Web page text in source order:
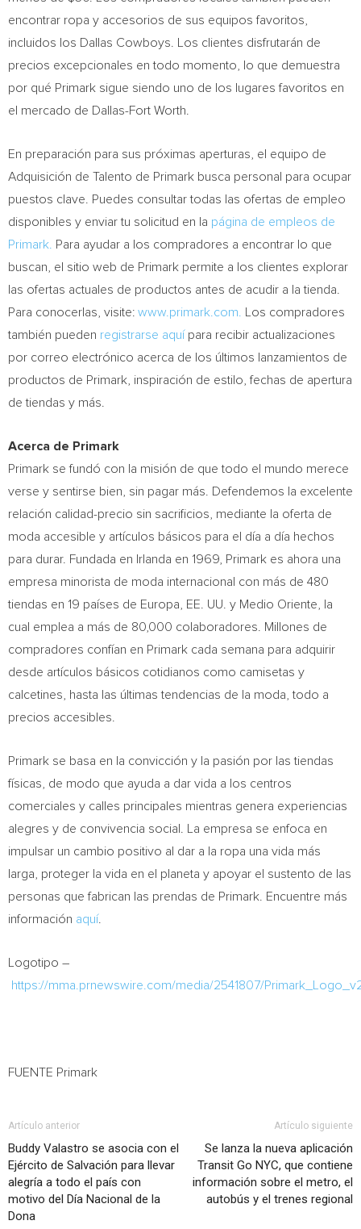
encontrar ropa y accesorios de sus equipos favoritos,
incluidos los Dallas Cowboys. Los clientes disfrutarán de
precios excepcionales en todo momento, lo que demuestra
por qué Primark sigue siendo uno de los lugares favoritos en
el mercado de Dallas-Fort Worth.
En preparación para sus próximas aperturas, el equipo de
Adquisición de Talento de Primark busca personal para ocupar
puestos clave. Puedes consultar todas las ofertas de empleo
disponibles y enviar tu solicitud en la página de empleos de
Primark.
Para ayudar a los compradores a encontrar lo que
buscan, el sitio web de Primark permite a los clientes explorar
las ofertas actuales de productos antes de acudir a la tienda.
Para conocerlas, visite: www.primark.com.
Los compradores
también pueden registrarse aquí para recibir actualizaciones
por correo electrónico acerca de los últimos lanzamientos de
productos de Primark, inspiración de estilo, fechas de apertura
de tiendas y más.
Acerca de Primark
Primark se fundó con la misión de que todo el mundo merece
verse y sentirse bien, sin pagar más. Defendemos la excelente
relación calidad-precio sin sacrificios, mediante la oferta de
moda accesible y artículos básicos para el día a día hechos
para durar. Fundada en Irlanda en 1969, Primark es ahora una
empresa minorista de moda internacional con más de 480
tiendas en 19 países de Europa, EE. UU. y Medio Oriente, la
cual emplea a más de 80,000 colaboradores. Millones de
compradores confían en Primark cada semana para adquirir
desde artículos básicos cotidianos como camisetas y
calcetines, hasta las últimas tendencias de la moda, todo a
precios accesibles.
Primark se basa en la convicción y la pasión por las tiendas
físicas, de modo que ayuda a dar vida a los centros
comerciales y calles principales mientras genera experiencias
alegres y de convivencia social. La empresa se enfoca en
impulsar un cambio positivo al dar a la ropa una vida más
larga, proteger la vida en el planeta y apoyar el sustento de las
personas que fabrican las prendas de Primark. Encuentre más
información aquí
Logotipo –
https://mma.prnewswire.com/media/2541807/
FUENTE Primark
Artículo anterior
Buddy Valastro se asocia con el
Ejército de Salvación para llevar
alegría a todo el país con
motivo del Día Nacional de la
Dona
Artículo siguiente
Se lanza la nueva aplicación
Transit Go NYC, que contiene
información sobre el metro, el
autobús y el trenes regional